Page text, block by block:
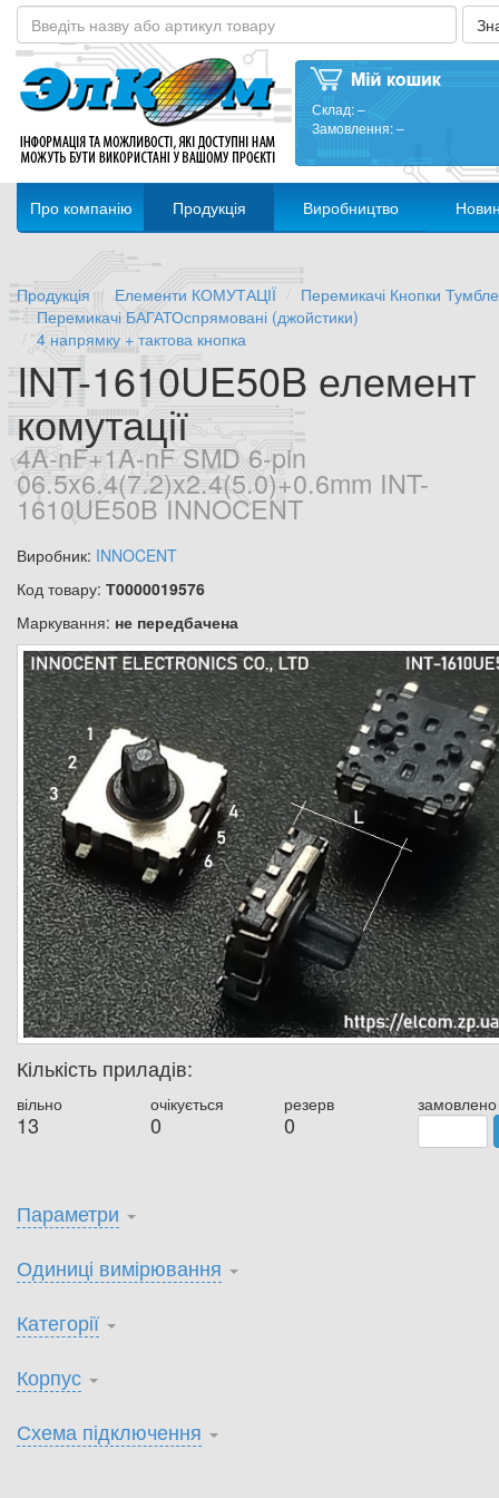
Склад:–
Замовлення:–
Про компанію Продукція Виробництво
Продукція Елементи КОМУТАЦІЇ
Перемикачі Кнопки
Перемикачі БАГАТОспрямовані (джойстики)
4 напрямку + тактова кнопка
INT-1610UE50B елемент
комутації
4A-nF+1A-nF SMD 6-pin
06.5x6.4(7.2)x2.4(5.0)+0.6mm INT-
1610UE50B INNOCENT
Виробник: INNOCENT
Код товару: Т0000019576
Маркування: не передбачена
Кількість приладів:
вільно
13
очікується
0
резерв
0
замовлено
Параметри
Одиниці вимірювання
Категорії
Корпус
Схема підключення